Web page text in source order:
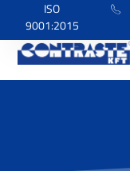
ISO
9001:2015